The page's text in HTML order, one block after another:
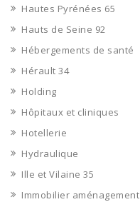
Hautes Pyrénées 65
Hauts de Seine 92
Hébergements de santé
Hérault 34
Holding
Hôpitaux et cliniques
Hotellerie
Hydraulique
Ille et Vilaine 35
Immobilier aménagement